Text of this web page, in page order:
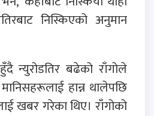
निस्किएको अनुमान
न्युरोडतिर बढेको राँगोले
हान्न थालेपछि
खबर गरेका थिए। राँगोको